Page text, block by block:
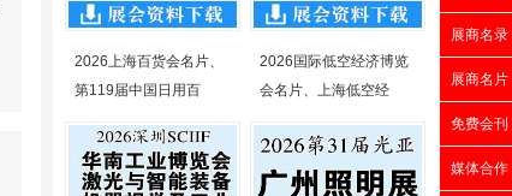
2026上海百货会名片、
第119届中国日用百
2026国际低空经济博览
会名片、上海低空经
展商名录
展商名片
免费会刊
媒体合作